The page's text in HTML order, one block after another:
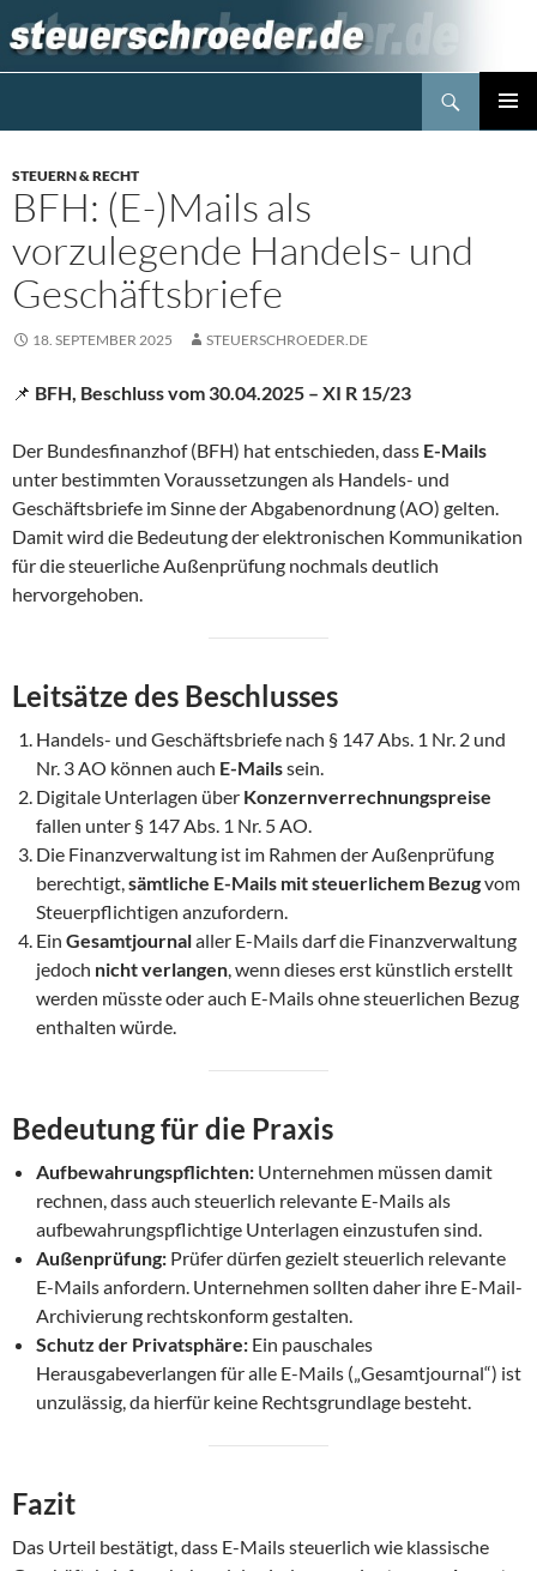
Inhalt
springen
STEUERN & RECHT
BFH: (E-)Mails als
vorzulegende Handels- und
Geschäftsbriefe
18. SEPTEMBER 2025 STEUERSCHROEDER.DE
📌 BFH, Beschluss vom 30.04.2025 – XI R 15/23
Der Bundesfinanzhof (BFH) hat entschieden, dass E-Mails
unter bestimmten Voraussetzungen als Handels- und
Geschäftsbriefe im Sinne der Abgabenordnung (AO) gelten.
Damit wird die Bedeutung der elektronischen Kommunikation
für die steuerliche Außenprüfung nochmals deutlich
hervorgehoben.
Leitsätze des Beschlusses
Handels- und Geschäftsbriefe nach § 147 Abs. 1 Nr. 2 und
Nr. 3 AO können auch E-Mailssein.
Digitale Unterlagen über Konzernverrechnungspreise
fallen unter § 147 Abs. 1 Nr. 5 AO.
Die Finanzverwaltung ist im Rahmen der Außenprüfung
berechtigt, sämtliche E-Mails mit steuerlichem Bezugvom
Steuerpflichtigen anzufordern.
Ein Gesamtjournalaller E-Mails darf die Finanzverwaltung
jedoch nicht verlangen , wenn dieses erst künstlich erstellt
werden müsste oder auch E-Mails ohne steuerlichen Bezug
enthalten würde.
Bedeutung für die Praxis
Aufbewahrungspflichten: Unternehmen müssen damit
rechnen, dass auch steuerlich relevante E-Mails als
aufbewahrungspflichtige Unterlagen einzustufen sind.
Außenprüfung: Prüfer dürfen gezielt steuerlich relevante
E-Mails anfordern. Unternehmen sollten daher ihre E-Mail-
Archivierung rechtskonform gestalten.
Schutz der Privatsphäre: Ein pauschales
Herausgabeverlangen für alle E-Mails („Gesamtjournal“) ist
unzulässig, da hierfür keine Rechtsgrundlage besteht.
Fazit
Das Urteil bestätigt, dass E-Mails steuerlich wie klassische